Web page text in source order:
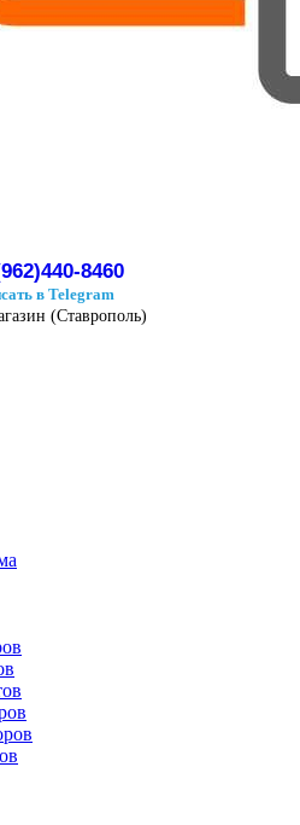
8460
в Telegram
(Ставрополь)